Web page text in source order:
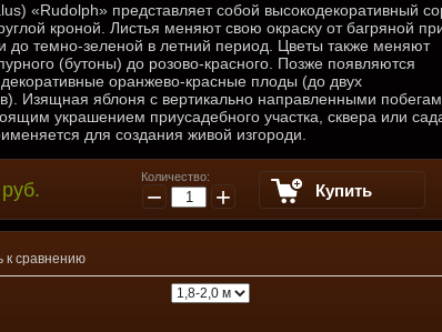
«Rudolph» представляет собой высокодекоративный
кроной. Листья меняют свою окраску от багряной
до темно-зеленой в летний период. Цветы также меняют
(бутоны) до розово-красного. Позже появляются
оранжево-красные плоды (до двух
Изящная яблоня с вертикально направленными
украшением приусадебного участка, сквера или
для создания живой изгороди.
руб.
Количество:
− + Купить
к сравнению